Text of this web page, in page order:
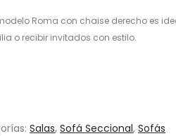
Roma con chaise derecho es
o recibir invitados con estilo.
Salas, Sofá Seccional, Sofás